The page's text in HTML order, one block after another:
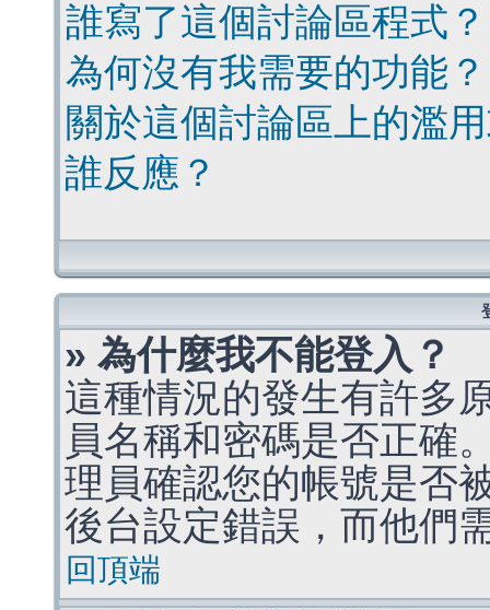
誰寫了這個討論區程式？
為何沒有我需要的功能？
關於這個討論區上的濫
誰反應？
» 為什麼我不能登入？
這種情況的發生有許多
員名稱和密碼是否正確
理員確認您的帳號是否
後台設定錯誤，而他們
回頂端